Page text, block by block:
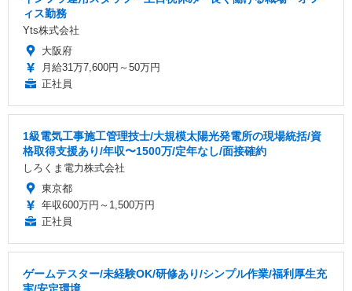
ィス勤務
Yts株式会社
大阪府
月給31万7,600円～50万円
正社員
1級電気工事施工管理技士/大規模太陽光発電所の現場統括/資
格取得支援あり/年収〜1500万/定年なし/面接確約
しろくま電力株式会社
東京都
年収600万円～1,500万円
正社員
ゲームテスター/未経験OK/研修あり/シンプル作業/福利厚生充
実/安定環境